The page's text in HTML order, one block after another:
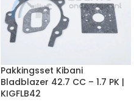
Pakkingsset Kibani
Bladblazer 42.7 CC – 1.7 PK |
KIGFLB42